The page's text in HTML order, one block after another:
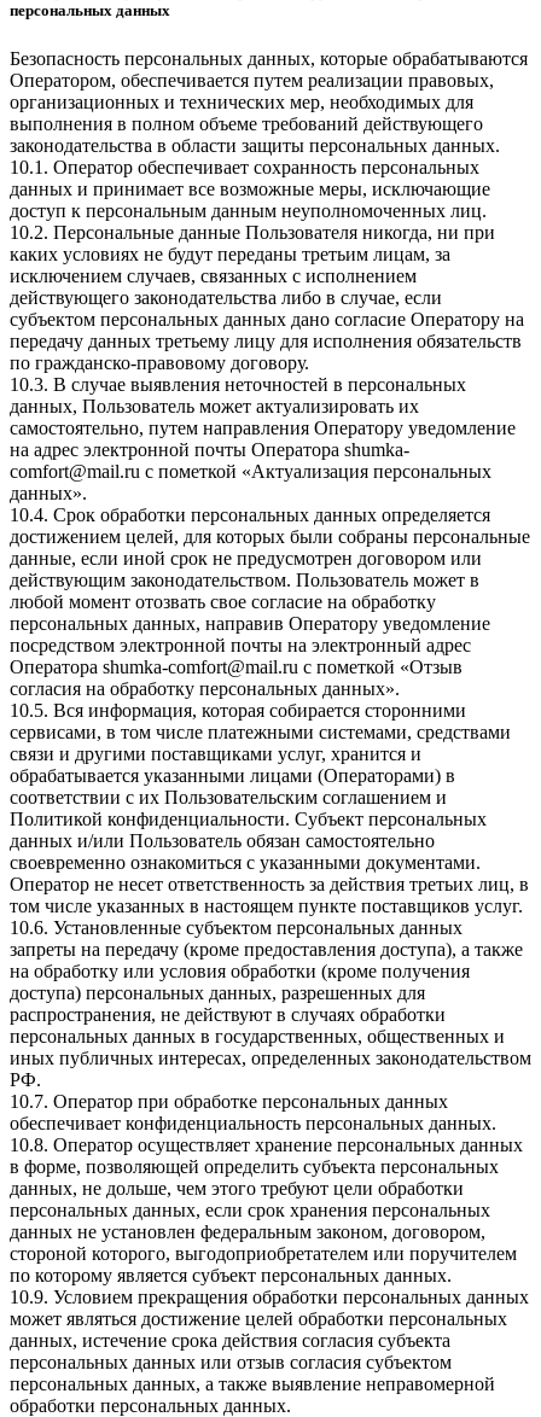
персональных данных
Безопасность персональных данных, которые обрабатываются
Оператором, обеспечивается путем реализации правовых,
организационных и технических мер, необходимых для
выполнения в полном объеме требований действующего
законодательства в области защиты персональных данных.
10.1. Оператор обеспечивает сохранность персональных
данных и принимает все возможные меры, исключающие
доступ к персональным данным неуполномоченных лиц.
10.2. Персональные данные Пользователя никогда, ни при
каких условиях не будут переданы третьим лицам, за
исключением случаев, связанных с исполнением
действующего законодательства либо в случае, если
субъектом персональных данных дано согласие Оператору на
передачу данных третьему лицу для исполнения обязательств
по гражданско-правовому договору.
10.3. В случае выявления неточностей в персональных
данных, Пользователь может актуализировать их
самостоятельно, путем направления Оператору уведомление
на адрес электронной почты Оператора shumka-
comfort@mail.ru с пометкой «Актуализация персональных
данных».
10.4. Срок обработки персональных данных определяется
достижением целей, для которых были собраны персональные
данные, если иной срок не предусмотрен договором или
действующим законодательством. Пользователь может в
любой момент отозвать свое согласие на обработку
персональных данных, направив Оператору уведомление
посредством электронной почты на электронный адрес
Оператора shumka-comfort@mail.ru с пометкой «Отзыв
согласия на обработку персональных данных».
10.5. Вся информация, которая собирается сторонними
сервисами, в том числе платежными системами, средствами
связи и другими поставщиками услуг, хранится и
обрабатывается указанными лицами (Операторами) в
соответствии с их Пользовательским соглашением и
Политикой конфиденциальности. Субъект персональных
данных и/или Пользователь обязан самостоятельно
своевременно ознакомиться с указанными документами.
Оператор не несет ответственность за действия третьих лиц, в
том числе указанных в настоящем пункте поставщиков услуг.
10.6. Установленные субъектом персональных данных
запреты на передачу (кроме предоставления доступа), а также
на обработку или условия обработки (кроме получения
доступа) персональных данных, разрешенных для
распространения, не действуют в случаях обработки
персональных данных в государственных, общественных и
иных публичных интересах, определенных законодательством
РФ.
10.7. Оператор при обработке персональных данных
обеспечивает конфиденциальность персональных данных.
10.8. Оператор осуществляет хранение персональных данных
в форме, позволяющей определить субъекта персональных
данных, не дольше, чем этого требуют цели обработки
персональных данных, если срок хранения персональных
данных не установлен федеральным законом, договором,
стороной которого, выгодоприобретателем или поручителем
по которому является субъект персональных данных.
10.9. Условием прекращения обработки персональных данных
может являться достижение целей обработки персональных
данных, истечение срока действия согласия субъекта
персональных данных или отзыв согласия субъектом
персональных данных, а также выявление неправомерной
обработки персональных данных.